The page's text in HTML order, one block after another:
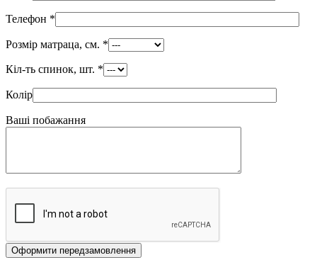
Телефон *
Розмір матраца, см. *
Кіл-ть спинок, шт. *
Колір
Ваші побажання